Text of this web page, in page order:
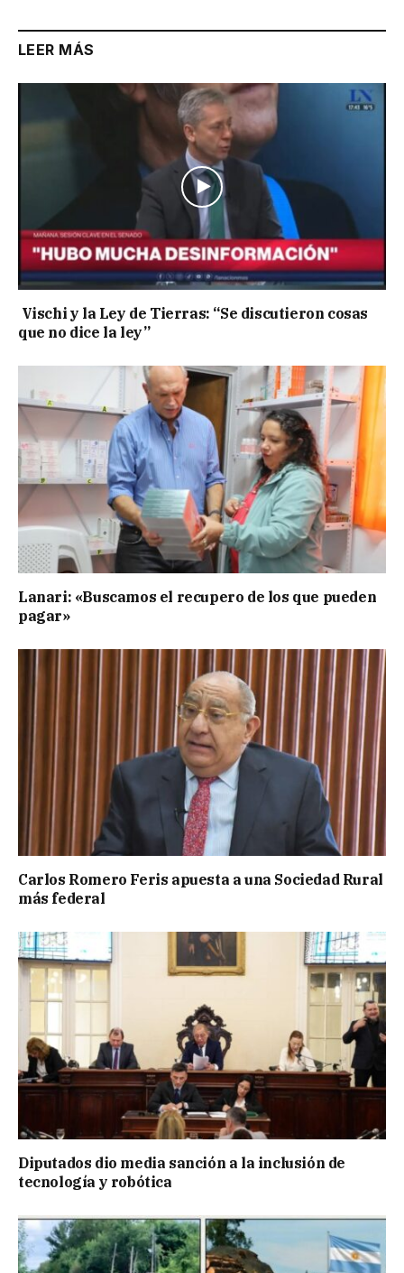
LEER MÁS
Vischi y la Ley de Tierras: “Se discutieron cosas
que no dice la ley”
Lanari: «Buscamos el recupero de los que pueden
pagar»
Carlos Romero Feris apuesta a una Sociedad Rural
más federal
Diputados dio media sanción a la inclusión de
tecnología y robótica